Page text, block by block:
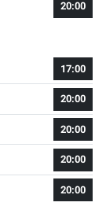
20:00
17:00
20:00
20:00
20:00
20:00